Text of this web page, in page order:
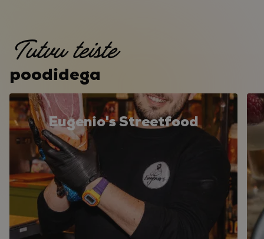
Tutvu teiste
poodidega
Eugenio's Streetfood